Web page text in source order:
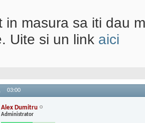
in masura sa iti dau
Uite si un link aici
03:00
Alex Dumitru
Administrator